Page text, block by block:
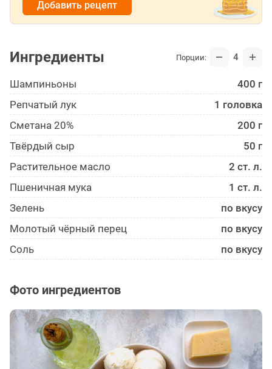
Добавить рецепт
Ингредиенты Порции: 4
Шампиньоны
400 г
Репчатый лук
1 головка
Сметана 20%
200 г
Твёрдый сыр
50 г
Растительное масло
2 ст. л.
Пшеничная мука
1 ст. л.
Зелень
по вкусу
Молотый чёрный перец
по вкусу
Соль
по вкусу
Фото ингредиентов